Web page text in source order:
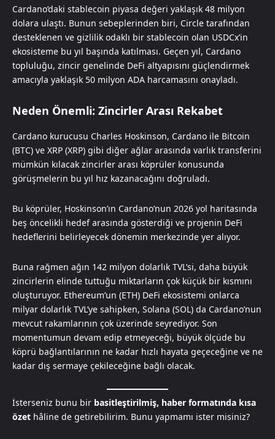
Cardano’daki stablecoin piyasa değeri yaklaşık 48 milyon
dolara ulaştı. Bunun sebeplerinden biri, Circle tarafından
desteklenen ve gizlilik odaklı bir stablecoin olan USDCx’in
ekosisteme bu yıl başında katılması. Geçen yıl, Cardano
topluluğu, zincir genelinde DeFi altyapısını güçlendirmek
amacıyla yaklaşık 50 milyon ADA harcamasını onayladı.
Neden Önemli: Zincirler Arası Rekabet
Cardano kurucusu Charles Hoskinson, Cardano ile Bitcoin
(BTC) ve XRP (XRP) gibi diğer ağlar arasında varlık transferini
mümkün kılacak zincirler arası köprüler konusunda
görüşmelerin bu yıl hız kazanacağını doğruladı.
Bu köprüler, Hoskinson’ın Cardano’nun 2026 yol haritasında
beş öncelikli hedef arasında gösterdiği ve projenin DeFi
hedeflerini belirleyecek dönemin merkezinde yer alıyor.
Buna rağmen ağın 142 milyon dolarlık TVL’si, daha büyük
zincirlerin elinde tuttuğu miktarların çok küçük bir kısmını
oluşturuyor. Ethereum’un (ETH) DeFi ekosistemi onlarca
milyar dolarlık TVL’ye sahipken, Solana (SOL) da Cardano’nun
mevcut rakamlarının çok üzerinde seyrediyor. Son
momentumun devam edip etmeyeceği, büyük ölçüde bu
köprü bağlantılarının ne kadar hızlı hayata geçeceğine ve ne
kadar dış sermaye çekileceğine bağlı olacak.
İsterseniz bunu bir basitleştirilmiş, haber formatında kısa
özet hâline de getirebilirim. Bunu yapmamı ister misiniz?